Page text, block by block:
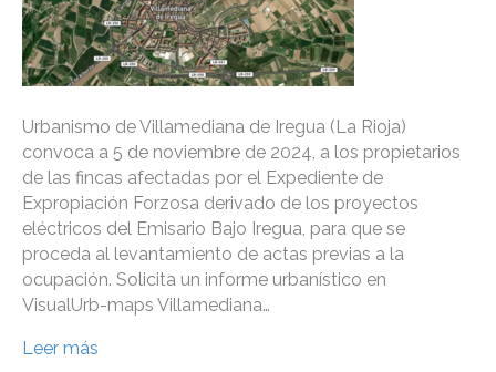
Urbanismo de Villamediana de Iregua (La Rioja)
convoca a 5 de noviembre de 2024, a los propietarios
de las fincas afectadas por el Expediente de
Expropiación Forzosa derivado de los proyectos
eléctricos del Emisario Bajo Iregua, para que se
proceda al levantamiento de actas previas a la
ocupación. Solicita un informe urbanístico en
VisualUrb-maps Villamediana…
Leer más